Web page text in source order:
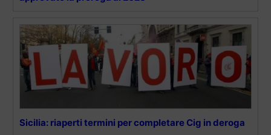
Sicilia: riaperti termini per completare Cig in deroga